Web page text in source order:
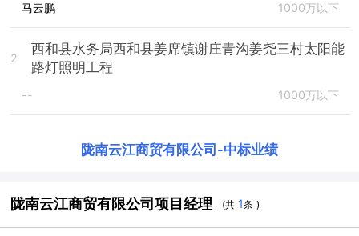
马云鹏 1000万以下
2
西和县水务局西和县姜席镇谢庄青沟姜尧三村太阳能
路灯照明工程
-- 1000万以下
陇南云江商贸有限公司 -中标业绩
陇南云江商贸有限公司项目经理 (共 1条 )